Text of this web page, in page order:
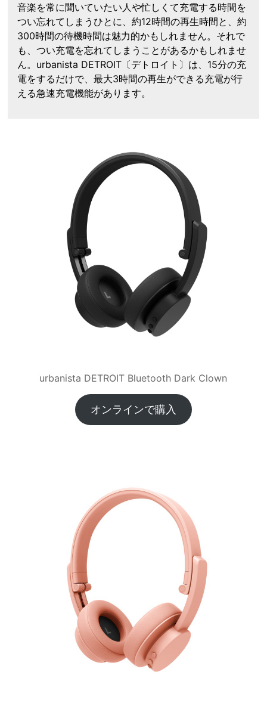
音楽を常に聞いていたい人や忙しくて充電する時間を
つい忘れてしまうひとに、約12時間の再生時間と、約
300時間の待機時間は魅力的かもしれません。それで
も、つい充電を忘れてしまうことがあるかもしれませ
ん。urbanista DETROIT〔デトロイト〕は、15分の充
電をするだけで、最大3時間の再生ができる充電が行
える急速充電機能があります。
urbanista DETROIT Bluetooth Dark Clown
オンラインで購入